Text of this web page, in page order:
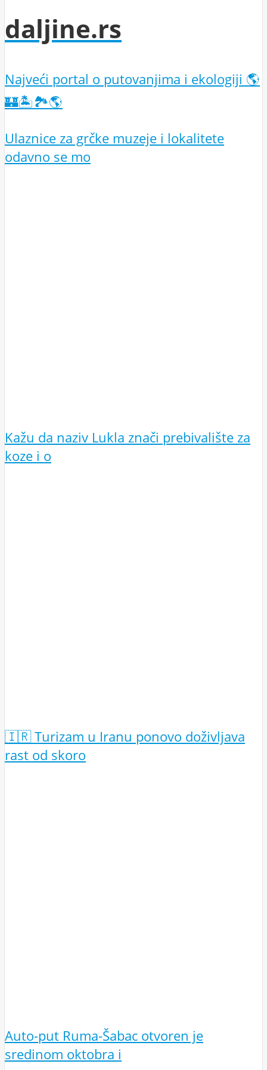
daljine.rs
Najveći portal o putovanjima i ekologiji 🌎
🏰🏝️🏞️🌎
Ulaznice za grčke muzeje i lokalitete
odavno se mo
Kažu da naziv Lukla znači prebivalište za
koze i o
🇮🇷 Turizam u Iranu ponovo doživljava
rast od skoro
Auto-put Ruma-Šabac otvoren je
sredinom oktobra i